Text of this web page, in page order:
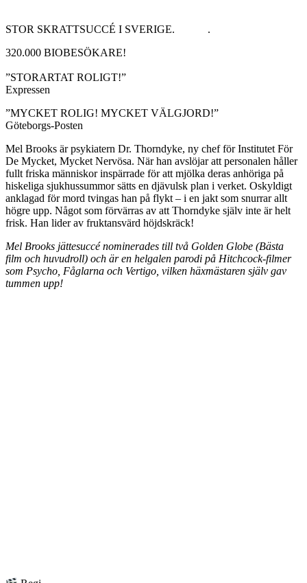
STOR SKRATTSUCCÉ I SVERIGE. .
320.000 BIOBESÖKARE!
”STORARTAT ROLIGT!”
Expressen
”MYCKET ROLIG! MYCKET VÄLGJORD!”
Göteborgs-Posten
Mel Brooks är psykiatern Dr. Thorndyke, ny chef för Institutet För
De Mycket, Mycket Nervösa. När han avslöjar att personalen håller
fullt friska människor inspärrade för att mjölka deras anhöriga på
hiskeliga sjukhussummor sätts en djävulsk plan i verket. Oskyldigt
anklagad för mord tvingas han på flykt – i en jakt som snurrar allt
högre upp. Något som förvärras av att Thorndyke själv inte är helt
frisk. Han lider av fruktansvärd höjdskräck!
Mel Brooks jättesuccé nominerades till två Golden Globe (Bästa
film och huvudroll) och är en helgalen parodi på Hitchcock-filmer
som Psycho, Fåglarna och Vertigo, vilken häxmästaren själv gav
tummen upp!